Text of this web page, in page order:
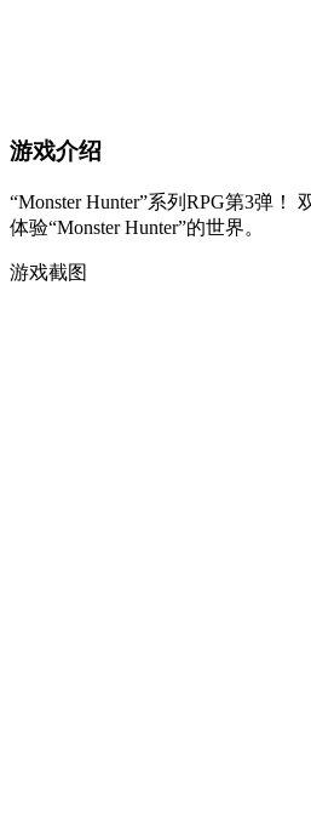
游戏介绍
“Monster Hunter”系列RPG第3弹
体验“Monster Hunter”的世界。
游戏截图